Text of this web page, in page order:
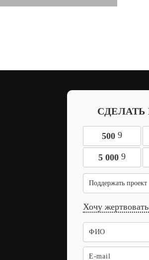
500 9
5 000 9
Поддержать проект
Хочу